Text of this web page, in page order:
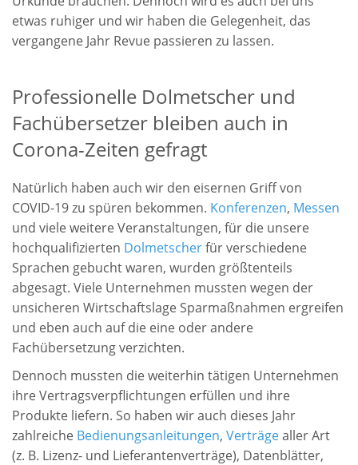
etwas ruhiger und wir haben die Gelegenheit, das
vergangene Jahr Revue passieren zu lassen.
Professionelle Dolmetscher und
Fachübersetzer bleiben auch in
Corona-Zeiten gefragt
Natürlich haben auch wir den eisernen Griff von
COVID-19 zu spüren bekommen. Konferenzen, Messen
und viele weitere Veranstaltungen, für die unsere
hochqualifizierten Dolmetscherfür verschiedene
Sprachen gebucht waren, wurden größtenteils
abgesagt. Viele Unternehmen mussten wegen der
unsicheren Wirtschaftslage Sparmaßnahmen ergreifen
und eben auch auf die eine oder andere
Fachübersetzung verzichten.
Dennoch mussten die weiterhin tätigen Unternehmen
ihre Vertragsverpflichtungen erfüllen und ihre
Produkte liefern. So haben wir auch dieses Jahr
zahlreiche Bedienungsanleitungen, Verträgealler Art
(z. B. Lizenz- und Lieferantenverträge), Datenblätter,